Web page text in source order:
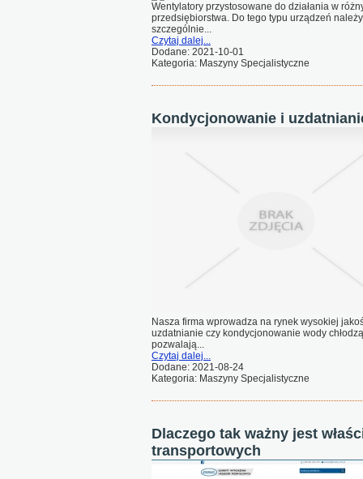
Wentylatory przystosowane do działania w
przedsiębiorstwa. Do tego typu urządzeń
szczególnie...
Czytaj dalej...
Dodane: 2021-10-01
Kategoria: Maszyny Specjalistyczne
Kondycjonowanie i
Nasza firma wprowadza na rynek wysokiej
uzdatnianie czy kondycjonowanie wody
pozwalają...
Czytaj dalej...
Dodane: 2021-08-24
Kategoria: Maszyny Specjalistyczne
Dlaczego tak ważny jest
transportowych